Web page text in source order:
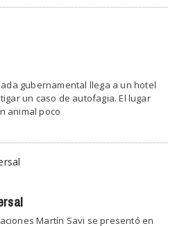
gubernamental llega a un hotel
un caso de autofagia. El lugar
animal poco
Martín Savi se presentó en